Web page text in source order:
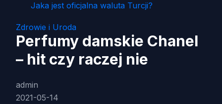
Jaka jest oficjalna waluta Turcji?
Zdrowie i Uroda
Perfumy damskie Chanel
– hit czy raczej nie
admin
2021-05-14